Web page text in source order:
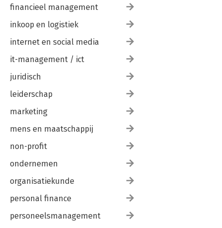
financieel management
inkoop en logistiek
internet en social media
it-management / ict
juridisch
leiderschap
marketing
mens en maatschappij
non-profit
ondernemen
organisatiekunde
personal finance
personeelsmanagement